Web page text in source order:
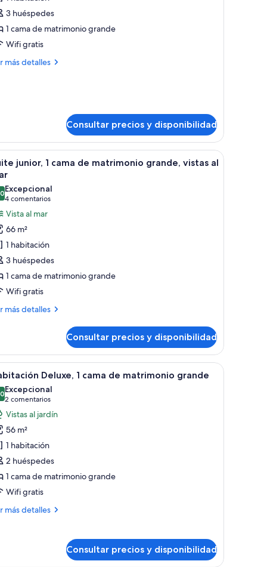
3 huéspedes
1 cama de matrimonio grande
Wifi gratis
más detalles
Consultar precios y disponibilidad
una silla y vistas al exterior.Una habitación de hotel moderna con una
9
junior, 1 cama de matrimonio grande, vistas al
de 10
Excepcional
4 comentarios
(4 comentarios)
Vista al mar
66 m²
1 habitación
3 huéspedes
1 cama de matrimonio grande
Wifi gratis
más detalles
Consultar precios y disponibilidad
mesa de comedor redonda y una zona de estar acogedora.
grande, balcón, vistas al mar | Ropa de cama hipoalergénica,
Una habitación de hotel moderna con una
9 Deluxe, 1 cama de matrimonio grande
de 10
Excepcional
2 comentarios
(2 comentarios)
Vistas al jardín
56 m²
1 habitación
2 huéspedes
1 cama de matrimonio grande
Wifi gratis
más detalles
Consultar precios y disponibilidad